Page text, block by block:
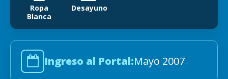
Ropa
Blanca
Desayuno
Ingreso al Portal:Mayo 2007